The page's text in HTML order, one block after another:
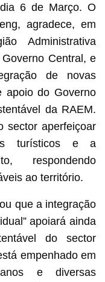
6 de Março. O
agradece, em
Administrativa
Central, e
de novas
apoio do Governo
da RAEM.
sector aperfeiçoar
turísticos e a
respondendo
ao território.
que a integração
apoiará ainda
do sector
empenhado em
e diversas